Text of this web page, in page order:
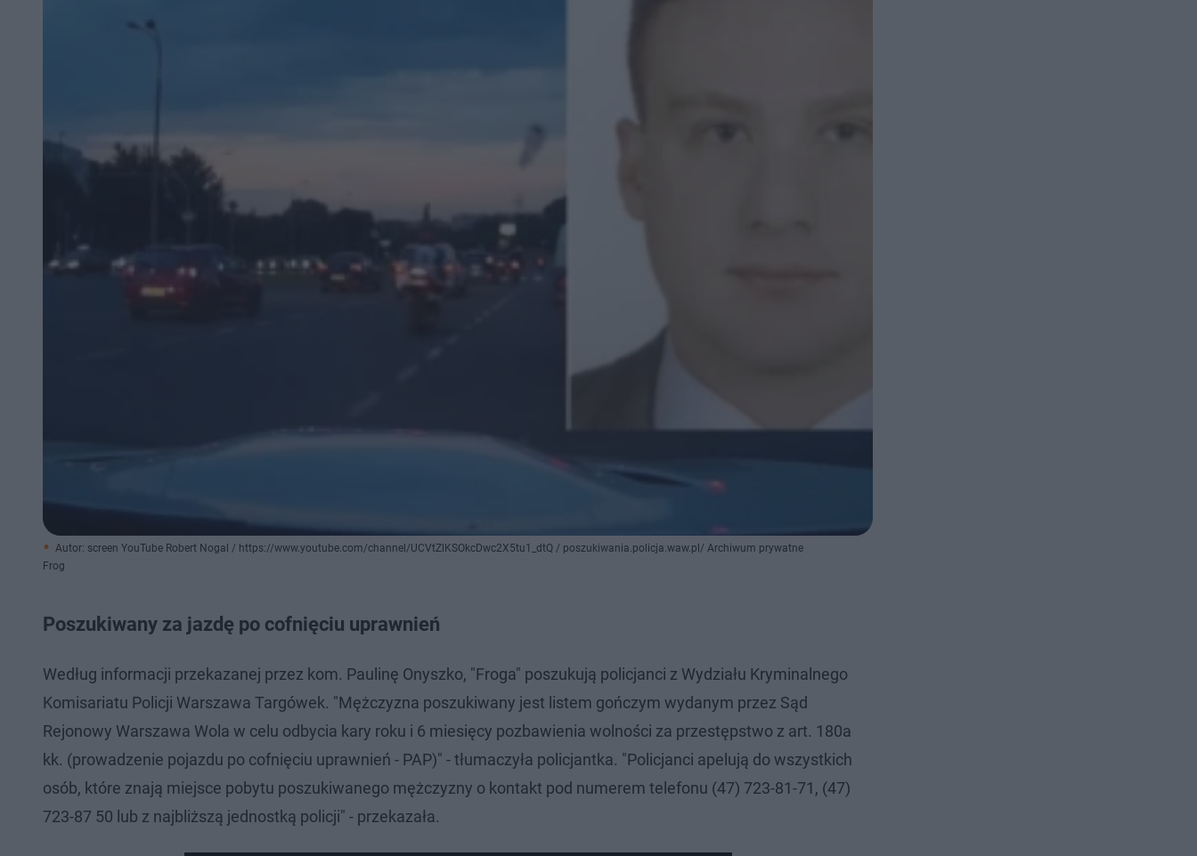
Autor: screen YouTube Robert Nogal / https://www.youtube.com/channel/UCVtZlKSOkcDwc2X5tu1_dtQ / poszukiwania.policja.waw.pl/ Archiwum prywatne
Frog
Poszukiwany za jazdę po cofnięciu uprawnień
Według informacji przekazanej przez kom. Paulinę Onyszko, "Froga" poszukują policjanci z Wydziału Kryminalnego
Komisariatu Policji Warszawa Targówek. "Mężczyzna poszukiwany jest listem gończym wydanym przez Sąd
Rejonowy Warszawa Wola w celu odbycia kary roku i 6 miesięcy pozbawienia wolności za przestępstwo z art. 180a
kk. (prowadzenie pojazdu po cofnięciu uprawnień - PAP)" - tłumaczyła policjantka. "Policjanci apelują do wszystkich
osób, które znają miejsce pobytu poszukiwanego mężczyzny o kontakt pod numerem telefonu (47) 723-81-71, (47)
723-87 50 lub z najbliższą jednostką policji" - przekazała.